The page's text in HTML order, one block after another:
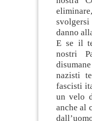
svolgersi
danno
E se il
nostri
nazisti
fascisti
un velo
anche al